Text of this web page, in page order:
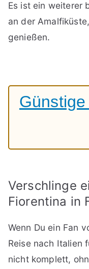
Es ist ein weiterer
an der
genießen.
Verschlinge
Fiorentina in
Wenn Du ein Fan
Reise nach Italien
nicht komplett,